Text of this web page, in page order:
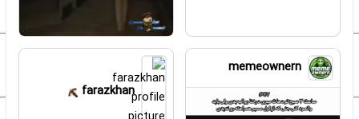
memeownern
farazkhan